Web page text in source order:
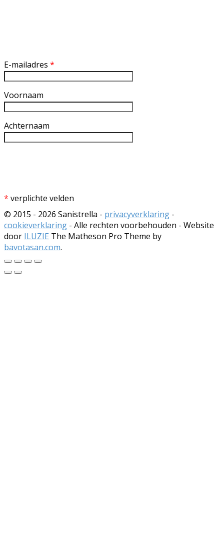
E-mailadres *
Voornaam
Achternaam
* verplichte velden
© 2015 - 2026 Sanistrella - privacyverklaring -
cookieverklaring - Alle rechten voorbehouden - Website
door ILUZIE The Matheson Pro Theme by
bavotasan.com.